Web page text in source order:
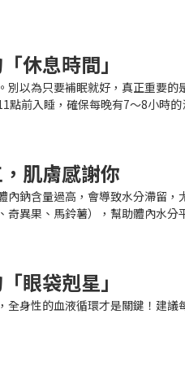
休息時間」
以為只要補眠就好，真正重要
點前入睡，確保每晚有7～8小時
肌膚感謝你
鈉含量過高，會導致水分滯留
異果、馬鈴薯），幫助體內水
眼袋剋星」
全身性的血液循環才是關鍵！建